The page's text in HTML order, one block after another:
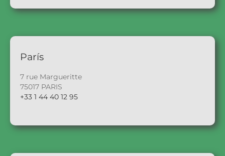
París
7 rue Margueritte
75017 PARIS
+33 1 44 40 12 95